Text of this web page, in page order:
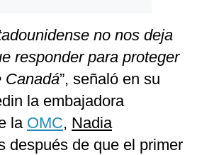
no nos deja
responder para proteger
Canadá”, señaló en su
la embajadora
la OMC, Nadia
después de que el primer